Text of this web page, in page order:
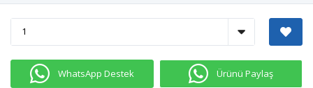
WhatsApp Destek Ürünü Paylaş